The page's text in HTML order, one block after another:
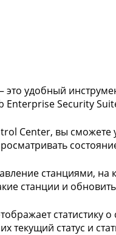
удобный
Enterprise Security
Center, вы сможете
станциями,
станции и
статистику
текущий статус и